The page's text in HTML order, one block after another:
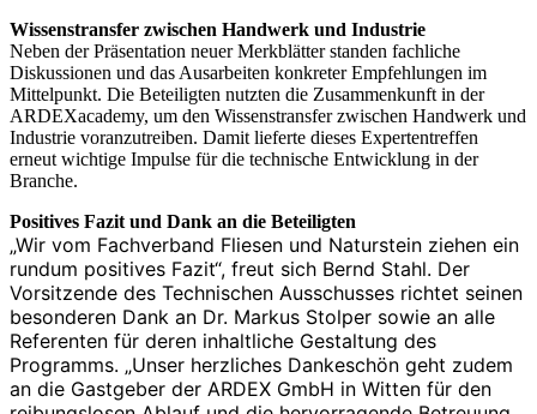
Wissenstransfer zwischen Handwerk und Industrie
Neben der Präsentation neuer Merkblätter standen fachliche
Diskussionen und das Ausarbeiten konkreter Empfehlungen im
Mittelpunkt. Die Beteiligten nutzten die Zusammenkunft in der
ARDEXacademy, um den Wissenstransfer zwischen Handwerk und
Industrie voranzutreiben. Damit lieferte dieses Expertentreffen
erneut wichtige Impulse für die technische Entwicklung in der
Branche.
Positives Fazit und Dank an die Beteiligten
„Wir vom Fachverband Fliesen und Naturstein ziehen ein
rundum positives Fazit“, freut sich Bernd Stahl. Der
Vorsitzende des Technischen Ausschusses richtet seinen
besonderen Dank an Dr. Markus Stolper sowie an alle
Referenten für deren inhaltliche Gestaltung des
Programms. „Unser herzliches Dankeschön geht zudem
an die Gastgeber der ARDEX GmbH in Witten für den